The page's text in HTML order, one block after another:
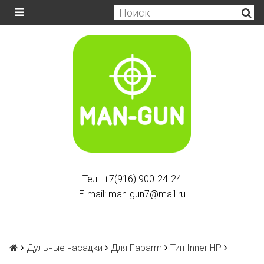
Тел.: +7(916) 900-24-24
E-mail: man-gun7@mail.ru
Дульные насадки Для Fabarm Тип Inner HP